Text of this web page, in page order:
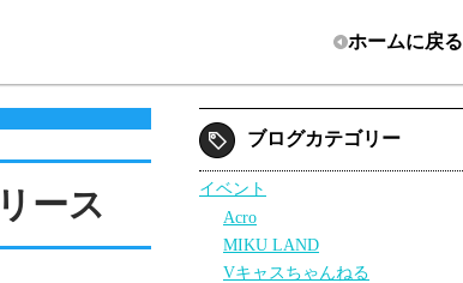
ホームに戻る
ース
ブログカテゴリー
イベント
Acro
MIKU LAND
Vキャスちゃんねる